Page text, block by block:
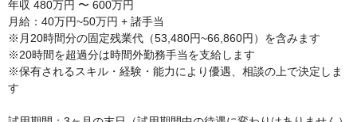
年収 480万円 〜 600万円
月給：40万円~50万円 + 諸手当
※月20時間分の固定残業代（53,480円~66,860円）を含みます
※20時間を超過分は時間外勤務手当を支給します
※保有されるスキル・経験・能力により優遇、相談の上で決定しま
す